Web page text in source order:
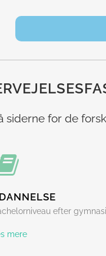
siderne for de
efter
mere